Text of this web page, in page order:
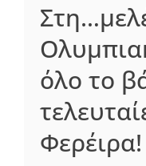
όλο το
Φερέιρα!